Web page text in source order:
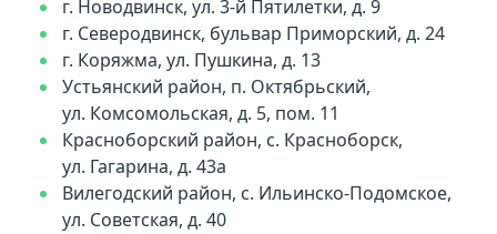
г. Новодвинск, ул. 3-й Пятилетки, д. 9
г. Северодвинск, бульвар Приморский, д. 24
г. Коряжма, ул. Пушкина, д. 13
Устьянский район, п. Октябрьский,
ул. Комсомольская, д. 5, пом. 11
Красноборский район, с. Красноборск,
ул. Гагарина, д. 43а
Вилегодский район, с. Ильинско-Подомское,
ул. Советская, д. 40